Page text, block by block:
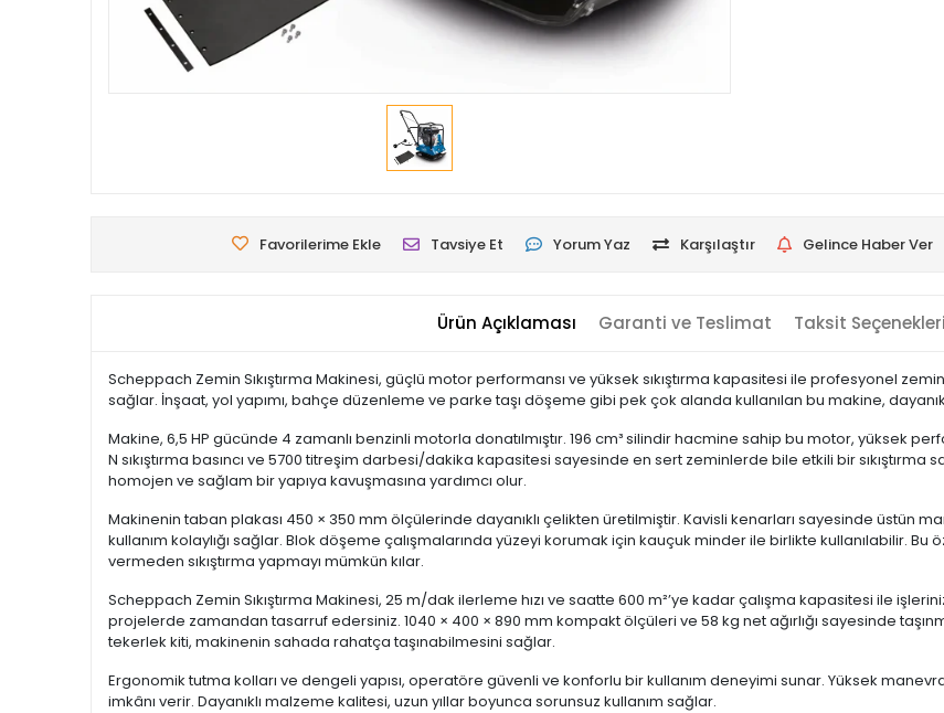
Favorilerime Ekle Tavsiye Et Yorum Yaz Karşılaştır Gelince Haber Ver
Ürün Açıklaması Garanti ve Teslimat Taksit Seçenekleri
Scheppach Zemin Sıkıştırma Makinesi, güçlü motor performansı ve yüksek sıkıştırma kapasitesi ile profesyonel
sağlar. İnşaat, yol yapımı, bahçe düzenleme ve parke taşı döşeme gibi pek çok alanda kullanılan bu makine,
Makine, 6,5 HP gücünde 4 zamanlı benzinli motorla donatılmıştır. 196 cm³ silindir hacmine sahip bu motor, yüksek
N sıkıştırma basıncı ve 5700 titreşim darbesi/dakika kapasitesi sayesinde en sert zeminlerde bile etkili bir sıkıştırma
homojen ve sağlam bir yapıya kavuşmasına yardımcı olur.
Makinenin taban plakası 450 × 350 mm ölçülerinde dayanıklı çelikten üretilmiştir. Kavisli kenarları sayesinde üstün
kullanım kolaylığı sağlar. Blok döşeme çalışmalarında yüzeyi korumak için kauçuk minder ile birlikte kullanılabilir.
vermeden sıkıştırma yapmayı mümkün kılar.
Scheppach Zemin Sıkıştırma Makinesi, 25 m/dak ilerleme hızı ve saatte 600 m²’ye kadar çalışma kapasitesi ile
projelerde zamandan tasarruf edersiniz. 1040 × 400 × 890 mm kompakt ölçüleri ve 58 kg net ağırlığı sayesinde
tekerlek kiti, makinenin sahada rahatça taşınabilmesini sağlar.
Ergonomik tutma kolları ve dengeli yapısı, operatöre güvenli ve konforlu bir kullanım deneyimi sunar. Yüksek
imkânı verir. Dayanıklı malzeme kalitesi, uzun yıllar boyunca sorunsuz kullanım sağlar.